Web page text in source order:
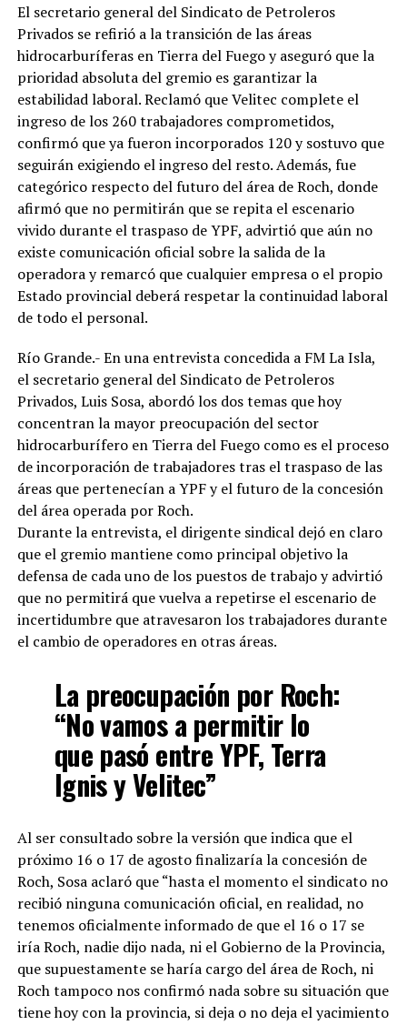
El secretario general del Sindicato de Petroleros
Privados se refirió a la transición de las áreas
hidrocarburíferas en Tierra del Fuego y aseguró que la
prioridad absoluta del gremio es garantizar la
estabilidad laboral. Reclamó que Velitec complete el
ingreso de los 260 trabajadores comprometidos,
confirmó que ya fueron incorporados 120 y sostuvo que
seguirán exigiendo el ingreso del resto. Además, fue
categórico respecto del futuro del área de Roch, donde
afirmó que no permitirán que se repita el escenario
vivido durante el traspaso de YPF, advirtió que aún no
existe comunicación oficial sobre la salida de la
operadora y remarcó que cualquier empresa o el propio
Estado provincial deberá respetar la continuidad laboral
de todo el personal.
Río Grande.- En una entrevista concedida a FM La Isla,
el secretario general del Sindicato de Petroleros
Privados, Luis Sosa, abordó los dos temas que hoy
concentran la mayor preocupación del sector
hidrocarburífero en Tierra del Fuego como es el proceso
de incorporación de trabajadores tras el traspaso de las
áreas que pertenecían a YPF y el futuro de la concesión
del área operada por Roch.
Durante la entrevista, el dirigente sindical dejó en claro
que el gremio mantiene como principal objetivo la
defensa de cada uno de los puestos de trabajo y advirtió
que no permitirá que vuelva a repetirse el escenario de
incertidumbre que atravesaron los trabajadores durante
el cambio de operadores en otras áreas.
La preocupación por Roch:
“No vamos a permitir lo
que pasó entre YPF, Terra
Ignis y Velitec”
Al ser consultado sobre la versión que indica que el
próximo 16 o 17 de agosto finalizaría la concesión de
Roch, Sosa aclaró que “hasta el momento el sindicato no
recibió ninguna comunicación oficial, en realidad, no
tenemos oficialmente informado de que el 16 o 17 se
iría Roch, nadie dijo nada, ni el Gobierno de la Provincia,
que supuestamente se haría cargo del área de Roch, ni
Roch tampoco nos confirmó nada sobre su situación que
tiene hoy con la provincia, si deja o no deja el yacimiento